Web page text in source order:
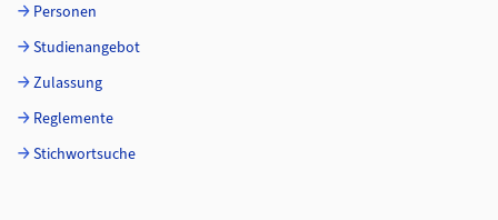
Personen
Studienangebot
Zulassung
Reglemente
Stichwortsuche